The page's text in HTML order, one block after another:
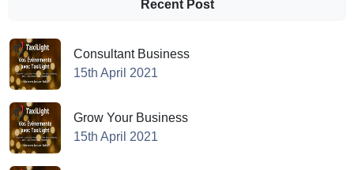
Recent Post
Consultant Business
15th April 2021
Grow Your Business
15th April 2021